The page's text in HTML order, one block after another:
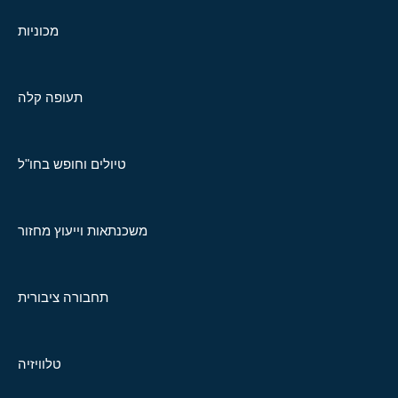
מכוניות
תעופה קלה
טיולים וחופש בחו"ל
משכנתאות וייעוץ מחזור
תחבורה ציבורית
טלוויזיה